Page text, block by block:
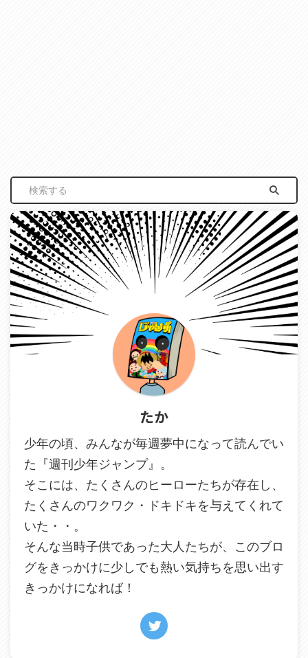
たか
少年の頃、みんなが毎週夢中になって読んでい
た『週刊少年ジャンプ』。
そこには、たくさんのヒーローたちが存在し、
たくさんのワクワク・ドキドキを与えてくれて
いた・・。
そんな当時子供であった大人たちが、このブロ
グをきっかけに少しでも熱い気持ちを思い出す
きっかけになれば！